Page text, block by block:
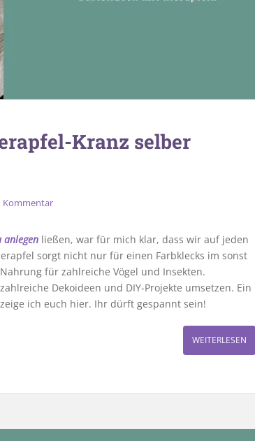
Kranz selber
Kommentar
anlegen ließen, war für mich klar, dass wir auf jeden
sorgt nicht nur für einen Farbklecks im sonst
für zahlreiche Vögel und Insekten.
Dekoideen und DIY-Projekte umsetzen. Ein
ich euch hier. Ihr dürft gespannt sein!
WEITERLESEN